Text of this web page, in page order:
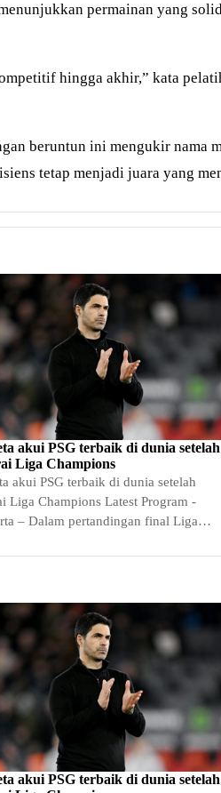
permainan yang
hingga akhir,” kata
beruntun ini mengukir nama
tetap menjadi juara yang
akui PSG terbaik di dunia setelah
Liga Champions
akui PSG terbaik di dunia setelah
Liga Champions Latest Program -
– Dalam pertandingan final Liga
akui PSG terbaik di dunia setelah